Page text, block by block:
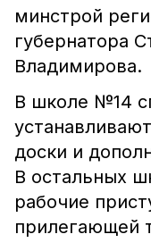
минстрой
губернатора
Владимирова.
В школе №14
доски и
В остальных
рабочие
прилегающей